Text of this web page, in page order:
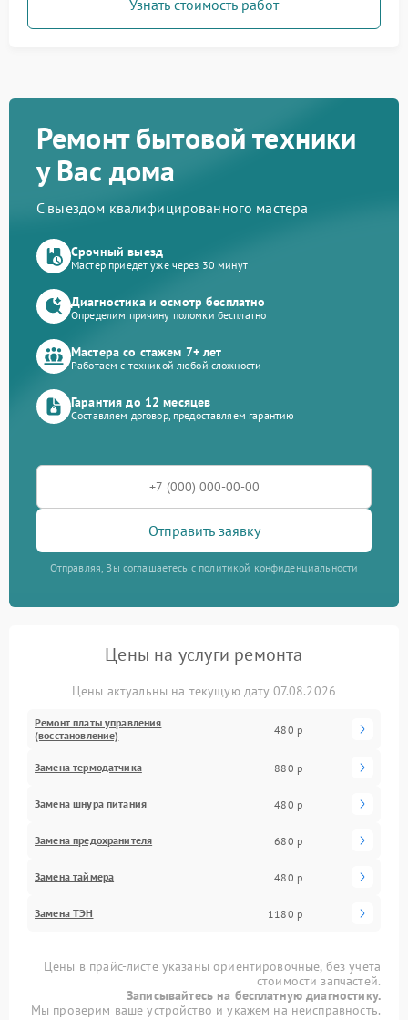
Узнать стоимость работ
Ремонт бытовой техники
у Вас дома
С выездом квалифицированного мастера
Срочный выезд
Мастер приедет уже через 30 минут
Диагностика и осмотр бесплатно
Определим причину поломки бесплатно
Мастера со стажем 7+ лет
Работаем с техникой любой сложности
Гарантия до 12 месяцев
Составляем договор, предоставляем гарантию
Отправить заявку
Отправляя, Вы соглашаетесь с политикой конфиденциальности
Цены на услуги ремонта
Цены актуальны на текущую дату 07.08.2026
Ремонт платы управления
(восстановление)
480 р
Замена термодатчика 880 р
Замена шнура питания 480 р
Замена предохранителя 680 р
Замена таймера 480 р
Замена ТЭН 1180 р
Цены в прайс-листе указаны ориентировочные, без учета
стоимости запчастей.
Записывайтесь на бесплатную диагностику.
Мы проверим ваше устройство и укажем на неисправность.